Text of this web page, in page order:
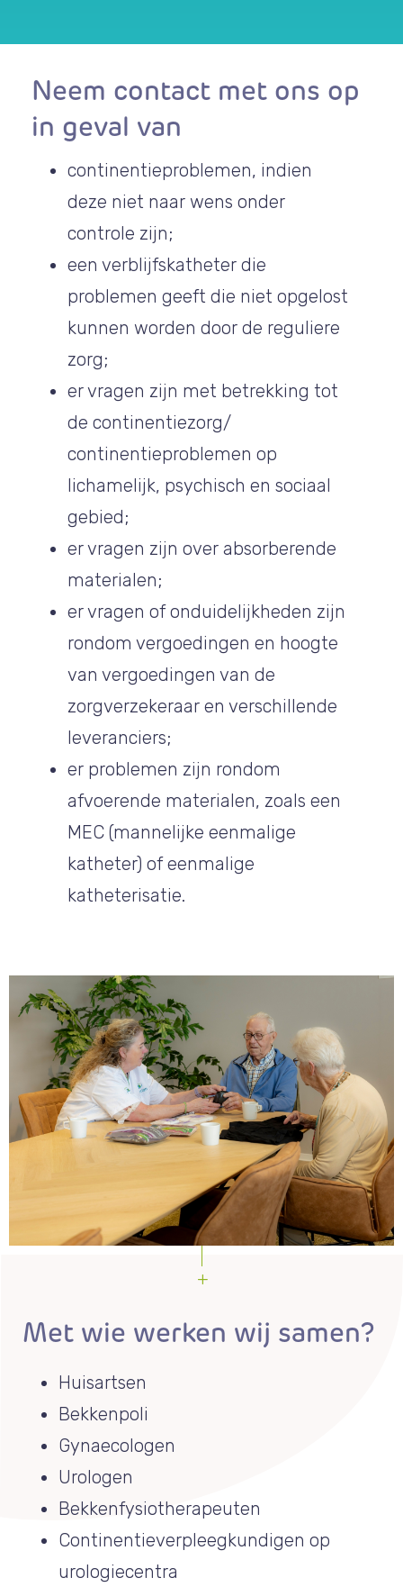
Neem contact met ons op
in geval van
continentieproblemen, indien
deze niet naar wens onder
controle zijn;
een verblijfskatheter die
problemen geeft die niet opgelost
kunnen worden door de reguliere
zorg;
er vragen zijn met betrekking tot
de continentiezorg/
continentieproblemen op
lichamelijk, psychisch en sociaal
gebied;
er vragen zijn over absorberende
materialen;
er vragen of onduidelijkheden zijn
rondom vergoedingen en hoogte
van vergoedingen van de
zorgverzekeraar en verschillende
leveranciers;
er problemen zijn rondom
afvoerende materialen, zoals een
MEC (mannelijke eenmalige
katheter) of eenmalige
katheterisatie.
Met wie werken wij samen?
Huisartsen
Bekkenpoli
Gynaecologen
Urologen
Bekkenfysiotherapeuten
Continentieverpleegkundigen op
urologiecentra